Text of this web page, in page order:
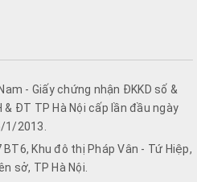
- Giấy chứng nhận ĐKKD số &
& ĐT TP Hà Nội cấp lần đầu ngày
1/2013.
Khu đô thị Pháp Vân - Tứ Hiệp,
sở, TP Hà Nội.